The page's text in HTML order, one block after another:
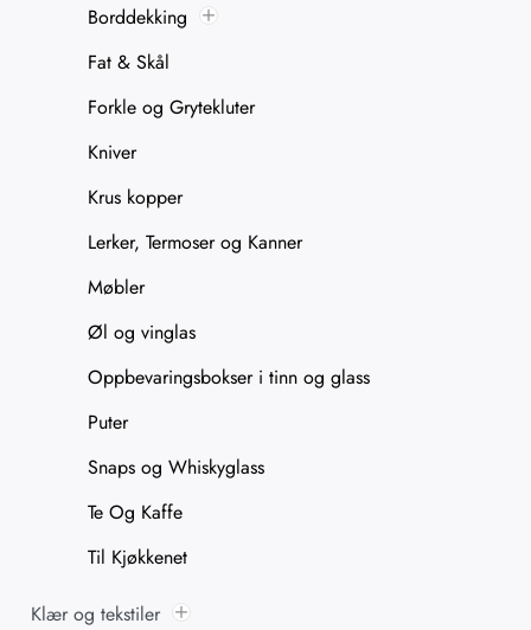
Borddekking
Fat & Skål
Forkle og Grytekluter
Kniver
Krus kopper
Lerker, Termoser og Kanner
Møbler
Øl og vinglas
Oppbevaringsbokser i tinn og glass
Puter
Snaps og Whiskyglass
Te Og Kaffe
Til Kjøkkenet
Klær og tekstiler